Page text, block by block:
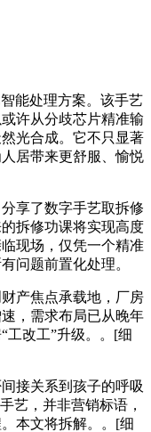
能处理方案。该手艺
许从分歧芯片精准输
光合成。它不只显著
居带来更舒服、愉悦
享了数字手艺取拆修
拆修功课将实现高度
现场，仅凭一个精准
问题前置化处理。
产焦点承载地，厂房
，需求布局已从晚年
工改工”升级。。[细
接关系到孩子的呼吸
艺，并非营销标语，
本文将拆解。。[细